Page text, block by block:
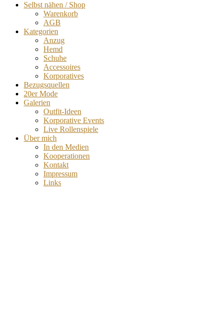
Selbst nähen / Shop
Warenkorb
AGB
Kategorien
Anzug
Hemd
Schuhe
Accessoires
Korporatives
Bezugsquellen
20er Mode
Galerien
Outfit-Ideen
Korporative Events
Live Rollenspiele
Über mich
In den Medien
Kooperationen
Kontakt
Impressum
Links